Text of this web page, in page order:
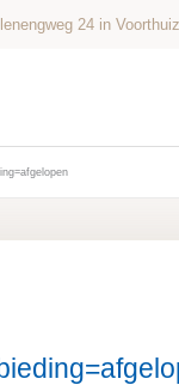
24 in